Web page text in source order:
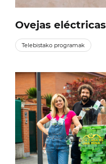
Ovejas eléctricas
Telebistako programak